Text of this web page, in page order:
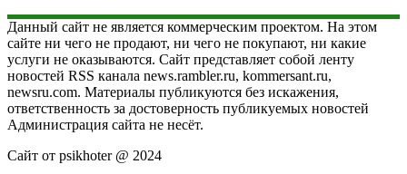
Данный сайт не является коммерческим проектом. На этом
сайте ни чего не продают, ни чего не покупают, ни какие
услуги не оказываются. Сайт представляет собой ленту
новостей RSS канала news.rambler.ru, kommersant.ru,
newsru.com. Материалы публикуются без искажения,
ответственность за достоверность публикуемых новостей
Администрация сайта не несёт.
Сайт от psikhoter @ 2024